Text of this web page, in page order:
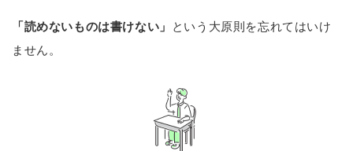
「読めないものは書けない」
という大原則を忘れてはいけ
ません。